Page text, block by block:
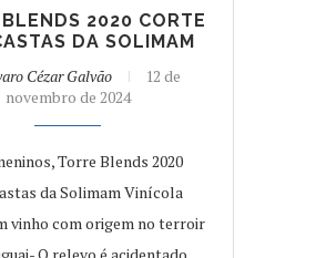
2020 CORTE
DA SOLIMAM
Cézar Galvão
12 de
novembro de 2024
Torre Blends 2020
da Solimam Vinícola
vinho com origem no terroir